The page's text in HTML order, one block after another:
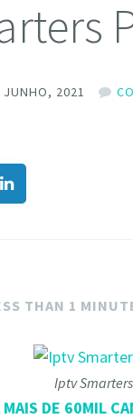
JUNHO, 2021
THAN 1
Iptv
DE 60MIL